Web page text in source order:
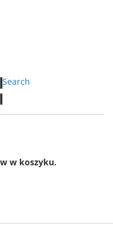
Search
w koszyku.